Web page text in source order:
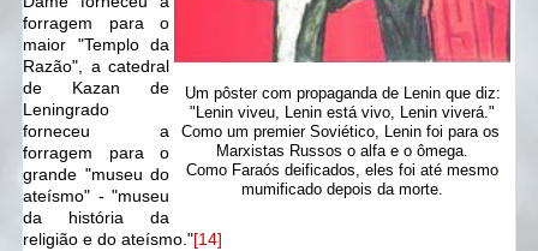
Um pôster com propaganda de Lenin que diz:
"Lenin viveu, Lenin está vivo, Lenin viverá."
Como um premier Soviético, Lenin foi para os
Marxistas Russos o alfa e o ômega.
Como Faraós deificados, eles foi até mesmo
mumificado depois da morte.
forragem para o
maior "Templo da
Razão", a catedral
de Kazan de
Leningrado
forneceu a
forragem para o
grande "museu do
ateísmo" - "museu
da história da
religião e do ateísmo."[14]